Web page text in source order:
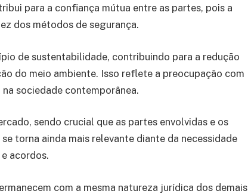
para a confiança mútua entre as partes, pois a
dos métodos de segurança.
de sustentabilidade, contribuindo para a redução
do meio ambiente. Isso reflete a preocupação com
sociedade contemporânea.
sendo crucial que as partes envolvidas e os
torna ainda mais relevante diante da necessidade
acordos.
com a mesma natureza jurídica dos demais